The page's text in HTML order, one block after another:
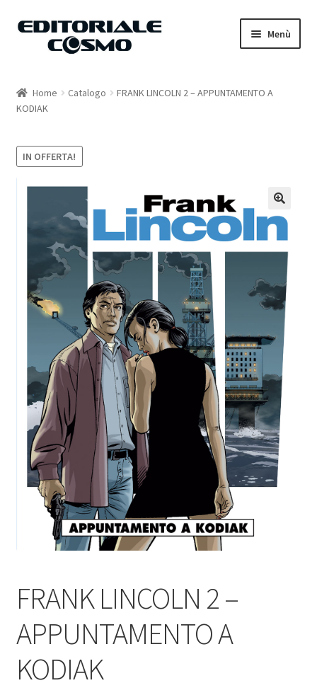
Vai
Vai
Menù
Catalogo
Carrello
Il mio account
Home Catalogo
FRANK LINCOLN 2 – APPUNTAMENTO A
KODIAK
IN OFFERTA!
FRANK LINCOLN 2 –
APPUNTAMENTO A
KODIAK